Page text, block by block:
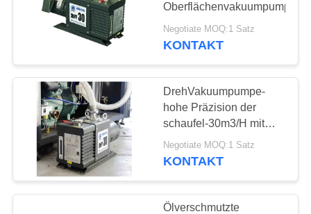
ÜBER
WERKSBESICHTIGUNG
QUALITÄTSKONTROLLE
KONTAKT
MIT
Rollen-
Vakuumpumpe
13
Oberflächenvakuumpumpe
Negotiate MOQ:1 Satz
KONTAKT
DrehVakuumpumpe-
hohe Präzision der
schaufel-30m3/H mit
hydraulischem
Antirückholsystem
Negotiate MOQ:1 Satz
KONTAKT
Ölverschmutzte